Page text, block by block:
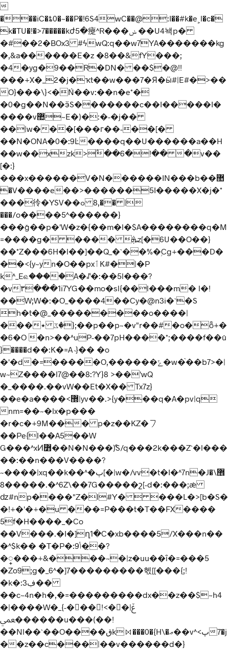
���iC�ȶ0�~��P�!6S4wC��@:I��#k�e˲l�c�
k�TU�!�>7�����kժ5�㿓^R���ݭ ��U4놱p�
�#��2�BOx3 #ϟwQ:q��w7YA�������kg
�,&a������E�z �8��&fY���;
�4�yg�9��R�DN� ��$�@!!
���+X�_2�j�ҡt��w���7�Я�ӹ#|E#�>��
O}���\}<�Ń��v:��n�e*�
�0�g��N��ӭS�������c��I�����I�
����v޺~E�)�:�-�j��
��|w���[���г��-��[�
��N�ONA�0�:9Ŀ����q��U������a��H
��w��xzk>߮��6�!�� �v��
[�:}
���x������V�N������IN���b��޺
�V����e��>������5I�����X�j�*
���彾�YSV��ߋ 8,�� |
���/o����5^������}
���ǧ��p�'W�z�{��m�l�$A��������q�M
=����g� ���� ܞz[�6U��O��}
��*Z���6H�l��]��Q_�`��%�ۭCg+���D�
��<{y~yn�O��pxٲK#�|�P
k^_E௳����A�ꁴ�:��5l���?
�v۳���1i7YG��mo�sl{��l���m� l�!
��W;W�:�O_����4��Cy�@n3i�`�S
h�t�@_���������o����|
���٭ {�ػ;��p��p~�v"r��#�o�ȭ+�
�6�O �n>��^uP-��7pH����*;����f��û
}����d��:K�=A˴}�� �o
�'�d�=�����O,������ݻ�w�֙��b7>�|
w~Z����l7@��8:?Y}8 >��'wQ
�_����.��vW��Et�X�� Tx7z}
��e�a����<޽|yv��.>{y���q�A�pv|q
nm=��~�lx�p���
�r�c�+9M��� p�z��KZ�㇇
��Pe{l��A5��W
G���^xͶ߻��N�N���ް)S/q���2k���Z`�l���
��:��n���V����?
~����|xq��k��^�ٻ[�|w�/vv�t�I�^7n�J޾\�
6^�.�����8Z\��7G�����շ[-d�:���;ǽ
ǳ#np����"Z�l#Y�  ���L�>[b�S�
�!+�'�+�u ���=P���t�T��FX����
5f�H����_�Co
��V���.�I�]ղ1�C�xb����5/X���n��
�^$k�� �T�P�:9ݳ�̠�?
�္���+&���~�|z�uu��ȋ�=���5
�Zo9;g�_6^�]7���������헧[[���{;!
�k�:3ڣ��
��c~4n�h�,�=���������dx��z��$~h4
�|����W�_{-��ّ�!<��ݞ|
�ﶶ�����u���(��!
��Nl��`��O����قk⨝���0�{H\�ޢ��vپ>^7�j
��z��c���|��v������d�}